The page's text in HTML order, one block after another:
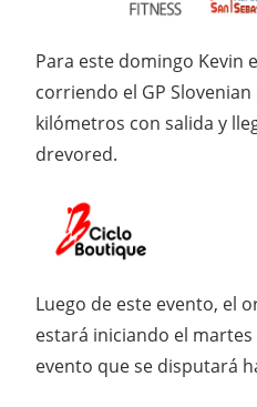
Para este domingo Kevin
corriendo el GP
kilómetros con salida y
drevored.
Luego de este evento, el
estará iniciando el martes
evento que se disputará